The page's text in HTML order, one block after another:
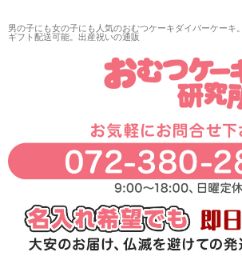
男の子にも女の子にも人気のおむつケーキダイパーケーキ。
ギフト配送可能。出産祝いの通販
翌日発送
◆
◆
◆
◆